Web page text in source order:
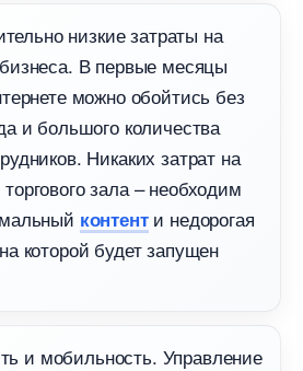
низкие затраты на
В первые месяцы
можно обойтись без
и большого количества
Никаких затрат на
зала – необходим
контенти недорогая
которой будет запущен
и мобильность. Управление